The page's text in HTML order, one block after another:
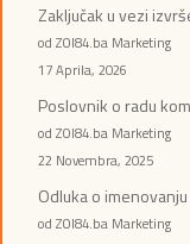
Zaključak u vezi
od ZOI84.ba Marketing
17 Aprila, 2026
Poslovnik o radu
od ZOI84.ba Marketing
22 Novembra, 2025
Odluka o
od ZOI84.ba Marketing